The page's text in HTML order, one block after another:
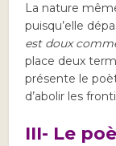
La nature
puisqu’elle
est doux
place deux
présente le
d’abolir les
III- Le